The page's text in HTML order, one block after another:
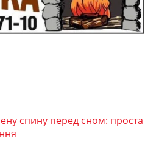
спину перед сном: проста